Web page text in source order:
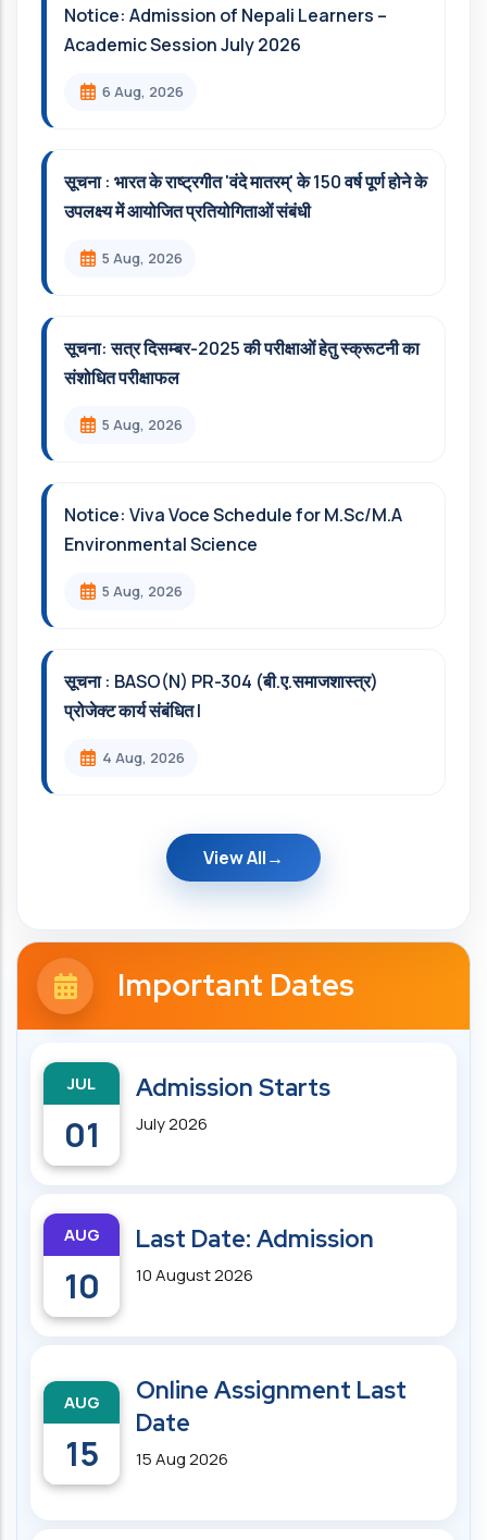
Notice: Admission of Nepali Learners –
Academic Session July 2026
6 Aug, 2026
सूचना : भारत के राष्ट्रगीत 'वंदे मातरम्' के 150 वर्ष पूर्ण होने के
उपलक्ष्य में आयोजित प्रतियोगिताओं संबंधी
5 Aug, 2026
सूचना: सत्र दिसम्‍बर-2025 की परीक्षाओं हेतु स्क्रूटनी का
संशोधित परीक्षाफल
5 Aug, 2026
Notice: Viva Voce Schedule for M.Sc/M.A
Environmental Science
5 Aug, 2026
सूचना : BASO(N) PR-304 (बी.ए.समाजशास्त्र)
प्रोजेक्ट कार्य संबंधित l
4 Aug, 2026
View All
Important Dates
JUL
01
Admission Starts
July 2026
AUG
10
Last Date: Admission
10 August 2026
AUG
15
Online Assignment Last
Date
15 Aug 2026